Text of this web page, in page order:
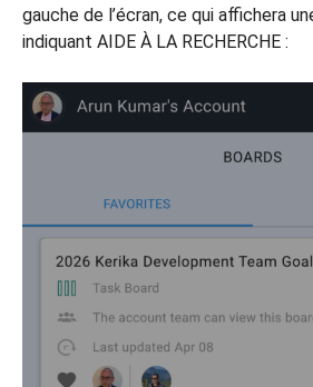
gauche de l’écran, ce qui affichera
indiquant AIDE À LA RECHERCHE :